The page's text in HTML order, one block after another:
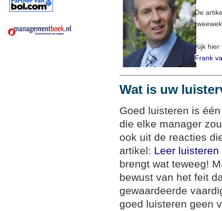
De
Kijk hier
Frank
Wat is uw
Goed luisteren is
die elke manager
ook uit de reacties
artikel: Leer
brengt wat teweeg!
bewust van het feit
gewaardeerde
goed luisteren geen